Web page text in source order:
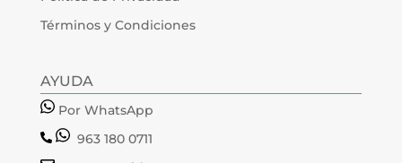
Términos y Condiciones
AYUDA
Por WhatsApp
963 180 0711